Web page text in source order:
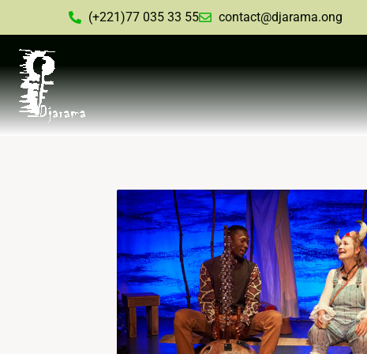
(+221)77 035 33 55 contact@djarama.ong